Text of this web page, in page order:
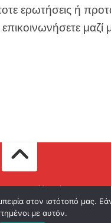
ερωτήσεις ή
μαζί
το Sushi Casino. Ολα τα
στον ιστότοπό μας.
με αυτόν.